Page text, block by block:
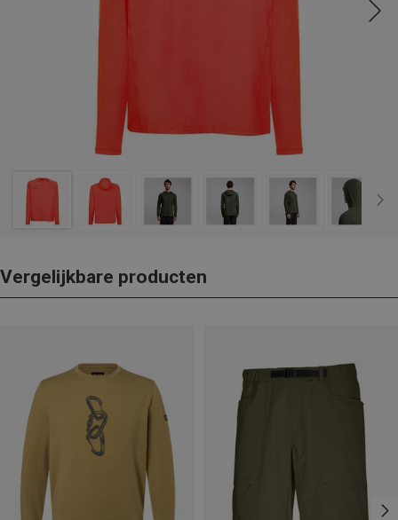
Vergelijkbare producten